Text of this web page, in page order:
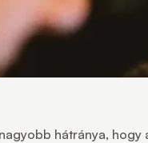
hátránya, hogy